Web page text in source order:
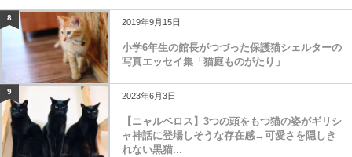
8 2019年9月15日
小学6年生の館長がつづった保護猫シェルターの
写真エッセイ集「猫庭ものがたり」
9 2023年6月3日
【ニャルベロス】3つの頭をもつ猫の姿がギリシ
ャ神話に登場しそうな存在感→可愛さを隠しき
れない黒猫...